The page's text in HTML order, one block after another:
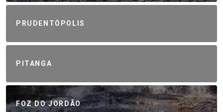
PRUDENTÓPOLIS
PITANGA
FOZ DO JORDÃO